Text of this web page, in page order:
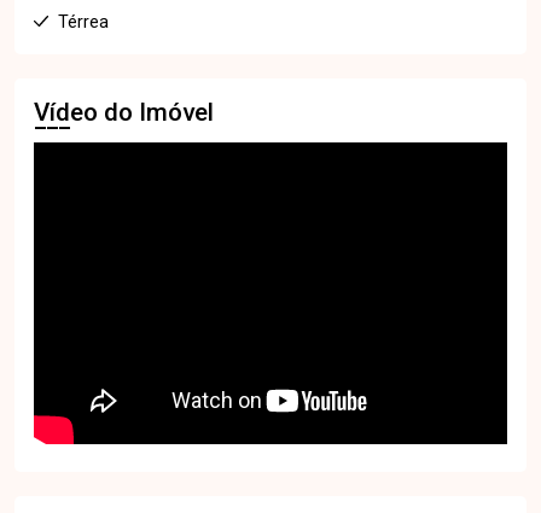
Térrea
Vídeo do Imóvel